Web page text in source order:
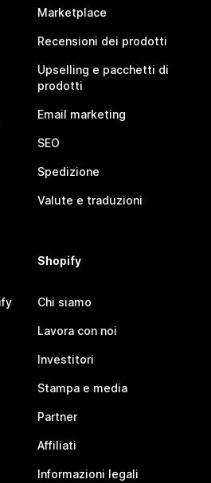
Marketplace
Recensioni dei prodotti
Upselling e pacchetti di
prodotti
Email marketing
SEO
Spedizione
Valute e traduzioni
Shopify
Chi siamo
Lavora con noi
Investitori
Stampa e media
Partner
Affiliati
Informazioni legali